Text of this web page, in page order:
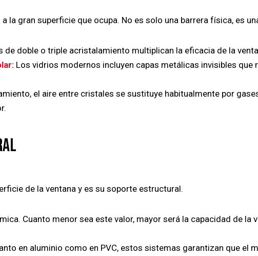
la gran superficie que ocupa. No es solo una barrera física, es
doble o triple acristalamiento multiplican la eficacia de la
Los vidrios modernos incluyen capas metálicas invisibles que
el aire entre cristales se sustituye habitualmente por
de la ventana y es su soporte estructural.
Cuanto menor sea este valor, mayor será la capacidad de la
en aluminio como en PVC, estos sistemas garantizan que el